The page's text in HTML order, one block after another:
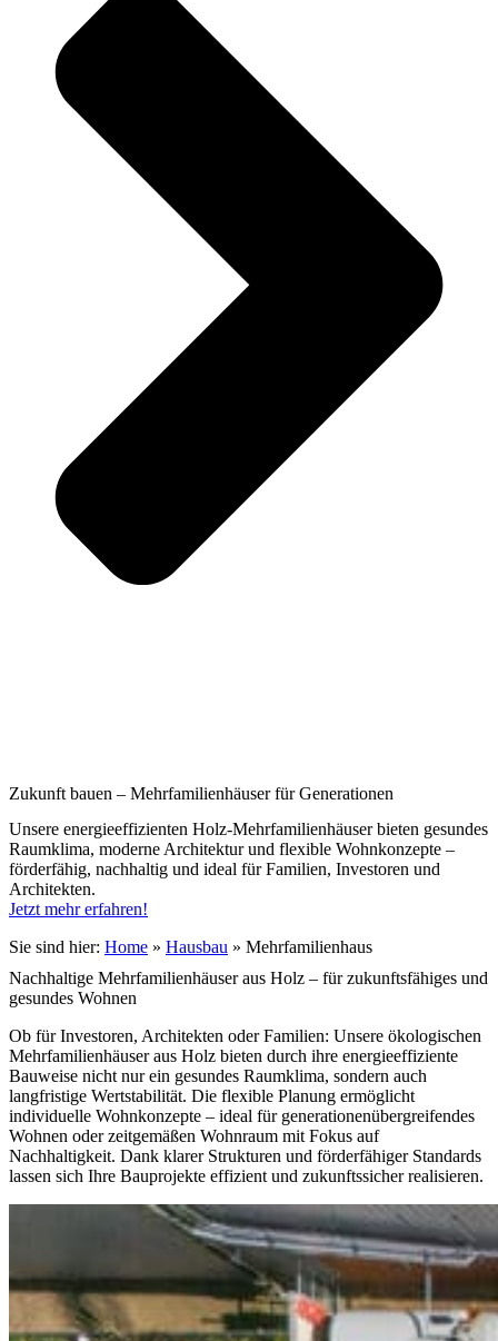
Zukunft bauen – Mehrfamilien­häuser für Generationen
Unsere energieeffizienten Holz-Mehrfamilienhäuser bieten gesundes
Raumklima, moderne Architektur und flexible Wohnkonzepte –
förderfähig, nachhaltig und ideal für Familien, Investoren und
Architekten.
Jetzt mehr erfahren!
Sie sind hier: Home » Hausbau » Mehrfamilienhaus
Nachhaltige Mehrfamilien­häuser aus Holz – für zukunftsfähiges und
gesundes Wohnen
Ob für Investoren, Architekten oder Familien: Unsere ökologischen
Mehrfamilienhäuser aus Holz bieten durch ihre energieeffiziente
Bauweise nicht nur ein gesundes Raumklima, sondern auch
langfristige Wertstabilität. Die flexible Planung ermöglicht
individuelle Wohnkonzepte – ideal für generationenübergreifendes
Wohnen oder zeitgemäßen Wohnraum mit Fokus auf
Nachhaltigkeit. Dank klarer Strukturen und förderfähiger Standards
lassen sich Ihre Bauprojekte effizient und zukunftssicher realisieren.